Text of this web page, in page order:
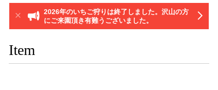
2026年のいちご狩りは終了しました。沢山の方
にご来園頂き有難うございました。
Item